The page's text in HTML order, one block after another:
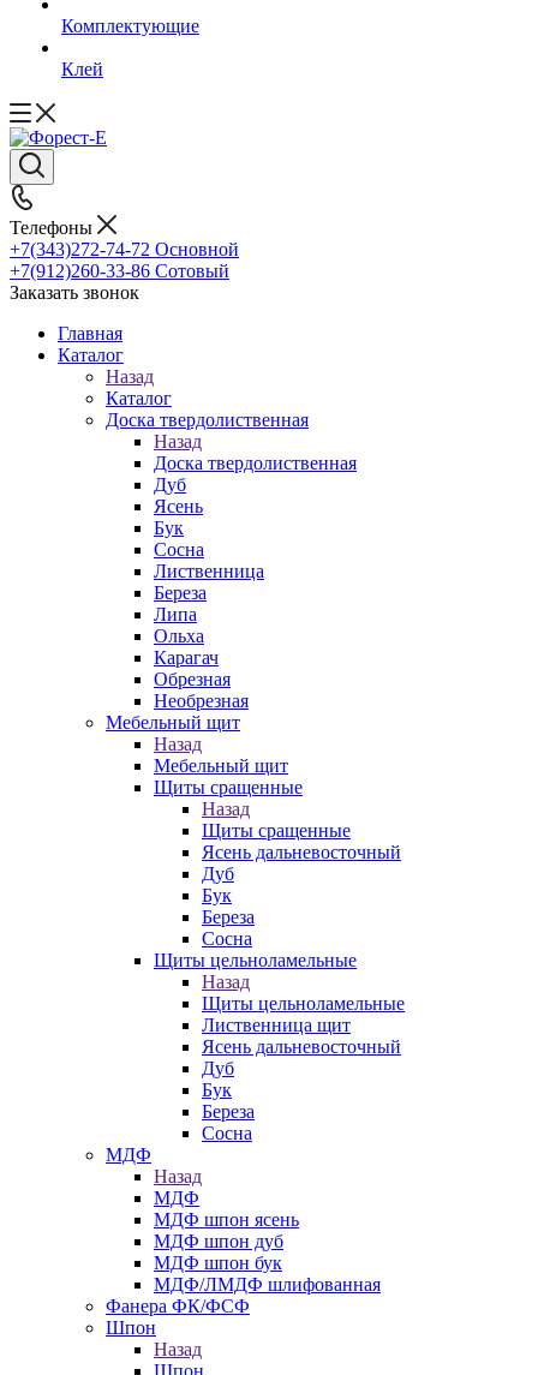
Комплектующие
Клей
Телефоны
+7(343)272-74-72 Основной
+7(912)260-33-86 Сотовый
Заказать звонок
Главная
Каталог
Назад
Каталог
Доска твердолиственная
Назад
Доска твердолиственная
Дуб
Ясень
Бук
Сосна
Лиственница
Береза
Липа
Ольха
Карагач
Обрезная
Необрезная
Мебельный щит
Назад
Мебельный щит
Щиты сращенные
Назад
Щиты сращенные
Ясень дальневосточный
Дуб
Бук
Береза
Сосна
Щиты цельноламельные
Назад
Щиты цельноламельные
Лиственница щит
Ясень дальневосточный
Дуб
Бук
Береза
Сосна
МДФ
Назад
МДФ
МДФ шпон ясень
МДФ шпон дуб
МДФ шпон бук
МДФ/ЛМДФ шлифованная
Фанера ФК/ФСФ
Шпон
Назад
Шпон